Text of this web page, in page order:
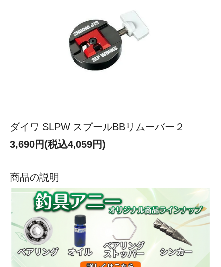
ダイワ SLPW スプールBBリムーバー２
3,690円(税込4,059円)
商品の説明